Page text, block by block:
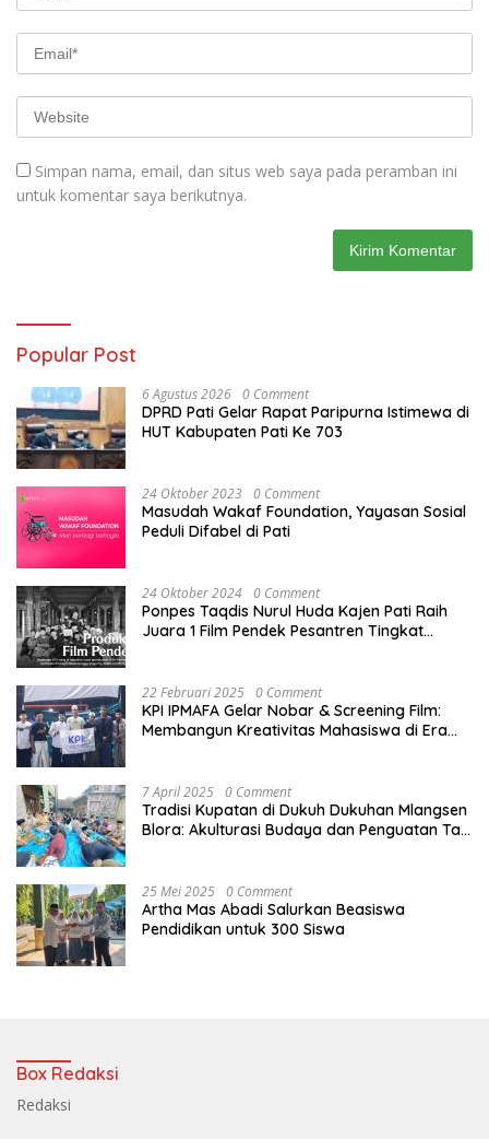
Simpan nama, email, dan situs web saya pada peramban ini
untuk komentar saya berikutnya.
Popular Post
6 Agustus 2026 0 Comment
DPRD Pati Gelar Rapat Paripurna Istimewa di
HUT Kabupaten Pati Ke 703
24 Oktober 2023 0 Comment
Masudah Wakaf Foundation, Yayasan Sosial
Peduli Difabel di Pati
24 Oktober 2024 0 Comment
Ponpes Taqdis Nurul Huda Kajen Pati Raih
Juara 1 Film Pendek Pesantren Tingkat
22 Februari 2025 0 Comment
KPI IPMAFA Gelar Nobar & Screening Film:
Membangun Kreativitas Mahasiswa di Era
7 April 2025 0 Comment
Tradisi Kupatan di Dukuh Dukuhan Mlangsen
Blora: Akulturasi Budaya dan Penguatan Tali
25 Mei 2025 0 Comment
Artha Mas Abadi Salurkan Beasiswa
Pendidikan untuk 300 Siswa
Box Redaksi
Redaksi